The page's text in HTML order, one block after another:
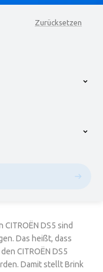
Zurücksetzen
DS5 sind
Das heißt, dass
CITROËN DS5
Damit stellt Brink